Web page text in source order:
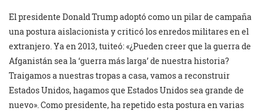
El presidente Donald Trump adoptó como un pilar de campaña
una postura aislacionista y criticó los enredos militares en el
extranjero. Ya en 2013, tuiteó: «¿Pueden creer que la guerra de
Afganistán sea la ‘guerra más larga’ de nuestra historia?
Traigamos a nuestras tropas a casa, vamos a reconstruir
Estados Unidos, hagamos que Estados Unidos sea grande de
nuevo». Como presidente, ha repetido esta postura en varias